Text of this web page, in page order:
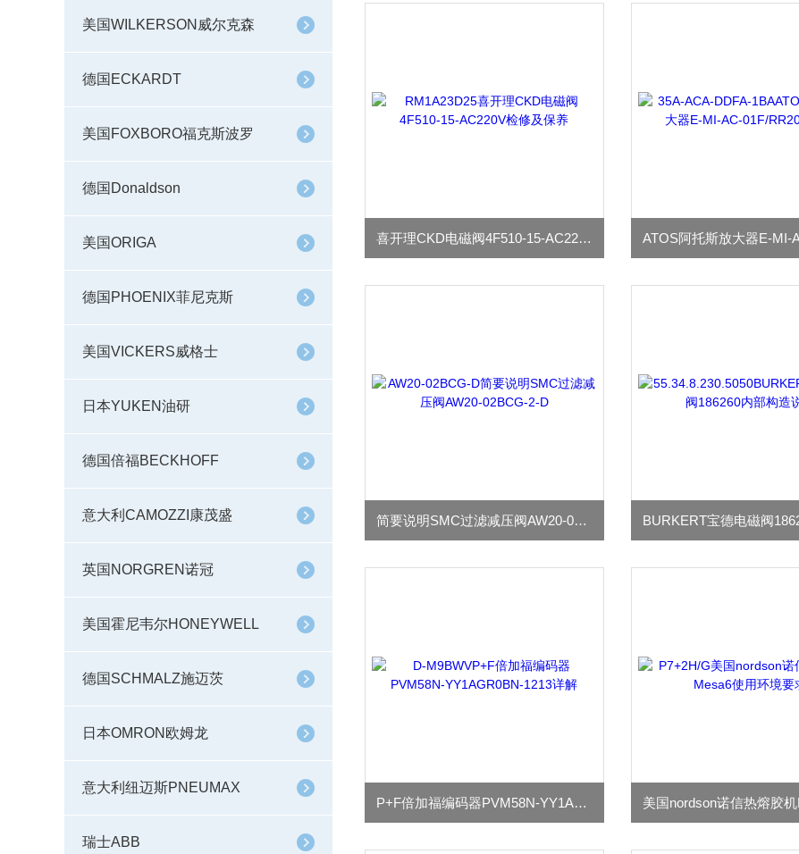
美国WILKERSON威尔克森
德国ECKARDT
美国FOXBORO福克斯波罗
德国Donaldson
美国ORIGA
德国PHOENIX菲尼克斯
美国VICKERS威格士
日本YUKEN油研
德国倍福BECKHOFF
意大利CAMOZZI康茂盛
英国NORGREN诺冠
美国霍尼韦尔HONEYWELL
德国SCHMALZ施迈茨
日本OMRON欧姆龙
意大利纽迈斯PNEUMAX
瑞士ABB
喜开理CKD电磁阀4F510-15-AC220V检修及保养
简要说明SMC过滤减压阀AW20-02BCG-2-D
P+F倍加福编码器PVM58N-YY1AGR0BN-1213详解